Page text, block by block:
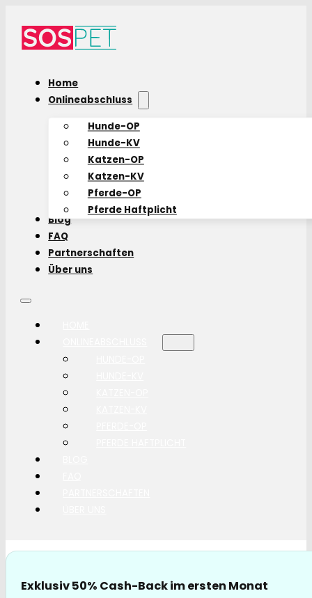
Home
Onlineabschluss
Hunde-OP
Hunde-KV
Katzen-OP
Katzen-KV
Pferde-OP
Pferde Haftplicht
Blog
FAQ
Partnerschaften
Über uns
Exklusiv 50% Cash-Back im ersten Monat